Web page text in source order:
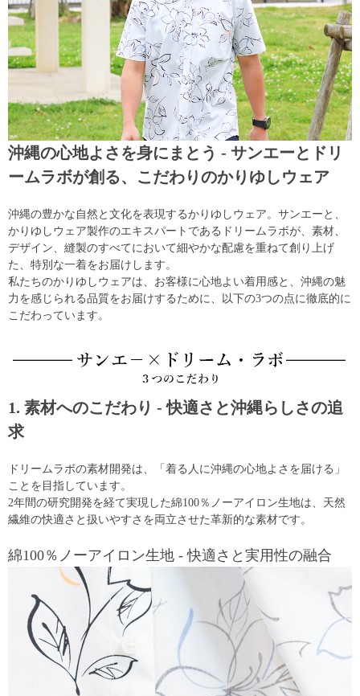
沖縄の心地よさを身にまとう - サンエーとドリ
ームラボが創る、こだわりのかりゆしウェア
沖縄の豊かな自然と文化を表現するかりゆしウェア。サンエーと、
かりゆしウェア製作のエキスパートであるドリームラボが、素材、
デザイン、縫製のすべてにおいて細やかな配慮を重ねて創り上げ
た、特別な一着をお届けします。
私たちのかりゆしウェアは、お客様に心地よい着用感と、沖縄の魅
力を感じられる品質をお届けするために、以下の3つの点に徹底的に
こだわっています。
1. 素材へのこだわり - 快適さと沖縄らしさの追
求
ドリームラボの素材開発は、「着る人に沖縄の心地よさを届ける」
ことを目指しています。
2年間の研究開発を経て実現した綿100％ノーアイロン生地は、天然
繊維の快適さと扱いやすさを両立させた革新的な素材です。
綿100％ノーアイロン生地 - 快適さと実用性の融合